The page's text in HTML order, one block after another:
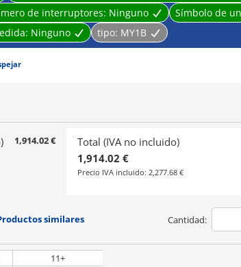
de interruptores: Ninguno Símbolo de
Ninguno tipo: MY1B
1,914.02 €
Total (IVA no incluido)
1,914.02 €
Precio IVA incluido: 2,277.68 €
similares Cantidad:
11+